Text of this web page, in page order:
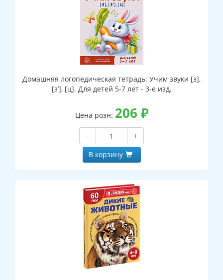
Домашняя логопедическая тетрадь: Учим звуки [з],
[з’], [ц]. Для детей 5-7 лет - 3-е изд.
Цена розн: 206 ₽
−
+
В корзину